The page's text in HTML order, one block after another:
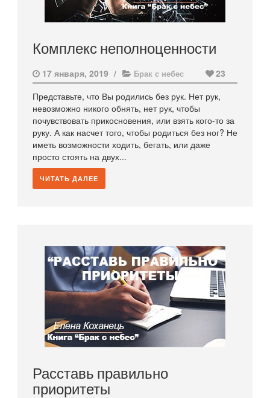
Комплекс неполноценности
17 января, 2019 / Брак с небес
23
Представьте, что Вы родились без рук. Нет рук,
невозможно никого обнять, нет рук, чтобы
почувствовать прикосновения, или взять кого-то за
руку. А как насчет того, чтобы родиться без ног? Не
иметь возможности ходить, бегать, или даже
просто стоять на двух...
ЧИТАТЬ ДАЛЕЕ
Расставь правильно
приоритеты